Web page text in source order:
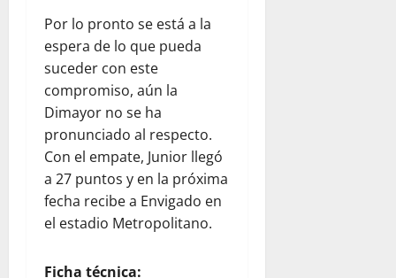
Por lo pronto se está a la
espera de lo que pueda
suceder con este
compromiso, aún la
Dimayor no se ha
pronunciado al respecto.
Con el empate, Junior llegó
a 27 puntos y en la próxima
fecha recibe a Envigado en
el estadio Metropolitano.
Ficha técnica: